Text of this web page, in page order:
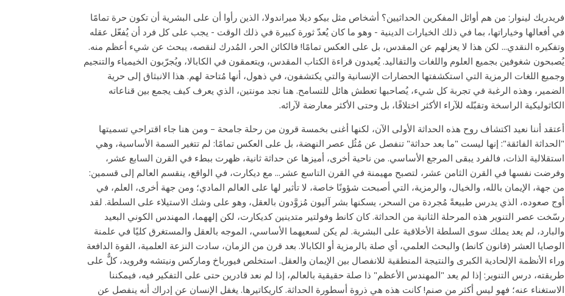
فريدريك لينوار: من هم أوائل المفكرين الحداثيين؟ أشخاص مثل بيكو ديلا ميراندولا، الذين رأوا أن على البشرية أن تكون حرة تمامًا
في أفعالها وخياراتها، بما في ذلك الخيارات الدينية - وهو ما كان يُعدّ ثورة كبيرة في ذلك الوقت - يجب على كل فرد أن يُفعّل عقله
وتفكيره النقدي... لكن هذا لا يعزلهم عن المقدس، بل على العكس تمامًا! فالكائن الحر، المُدرك لنقصه، يبحث عن شيء أعظم منه.
يُصبحون شغوفين بجميع العلوم واللغات والتقاليد. يُعيدون قراءة الكتاب المقدس، ويتعمقون في الكابالا، ويُجرّبون الخيمياء والتنجيم
وجميع اللغات الرمزية التي استكشفتها الحضارات الإنسانية والتي يكتشفون، في ذهول، أنها مُتاحة لهم. هذا الانبثاق إلى حرية
الضمير، وهذه الرغبة في تجربة كل شيء، يُصاحبها تعطش هائل للتسامح. هنا نجد مونتين، الذي يعرف كيف يجمع بين قناعاته
الكاثوليكية الراسخة وتقبّله للآراء الأكثر اختلافًا، بل وحتى الأكثر معارضة لآرائه.
أعتقد أننا نعيد اكتشاف روح هذه الحداثة الأولى الآن، لكنها أغنى بخمسة قرون من رحلة جامحة – ومن هنا جاء اقتراحي تسميتها
"الحداثة الفائقة": إنها ليست "ما بعد حداثة" تنفصل عن مُثُل عصر النهضة، بل على العكس تمامًا: لم تتغير السمة الأساسية، وهي
استقلالية الذات، فالفرد يبقى المرجع الأساسي. من ناحية أخرى، أميزها عن حداثة ثانية، ظهرت ببطء في القرن السابع عشر،
وفرضت نفسها في القرن الثامن عشر، لتصبح مهيمنة في القرن التاسع عشر... مع ديكارت، في الواقع، ينقسم العالم إلى قسمين:
من جهة، الإيمان بالله، والخيال، والرمزية، التي أصبحت شؤونًا خاصة، لا تأثير لها على العالم المادي؛ ومن جهة أخرى، العلم، في
أوج صعوده، الذي يدرس طبيعةً مُجردة من السحر، يسكنها بشر آليون مُزوَّدون بالعقل، وهو على وشك الاستيلاء على السلطة. لقد
رسّخت عصر التنوير هذه المرحلة الثانية من الحداثة. كان كانط وفولتير متدينين كديكارت، لكن إلههما، المهندس الكوني البعيد
والبارد، لم يعد يملك سوى السلطة الأخلاقية على البشرية. لم يكن لسعيهما الأساسي، الموجه بالعقل والمستغرق كليًا في علمنة
الوصايا العشر (قانون كانط) والبحث العلمي، أي صلة بالرمزية أو الكابالا. بعد قرن من الزمان، سادت النزعة العلمية، القوة الدافعة
وراء الأنظمة الإلحادية الكبرى والنتيجة المنطقية للانفصال بين الإيمان والعقل. استخلص فيورباخ وماركس ونيتشه وفرويد، كلٌّ على
طريقته، درس التنوير: إذا لم يعد "المهندس الأعظم" ذا صلة حقيقية بالعالم، إذا لم نعد قادرين حتى على التفكير فيه، فيمكننا
الاستغناء عنه؛ فهو ليس أكثر من صنم! كانت هذه هي ذروة أسطورة الحداثة. كاريكاتيرها. يغفل الإنسان عن إدراك أنه ينفصل عن